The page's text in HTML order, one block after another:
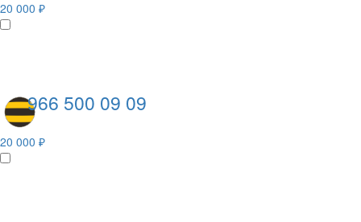
20 000 ₽
966 500 09 09
20 000 ₽